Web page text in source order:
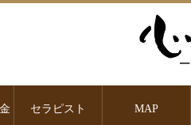
セラピスト MAP